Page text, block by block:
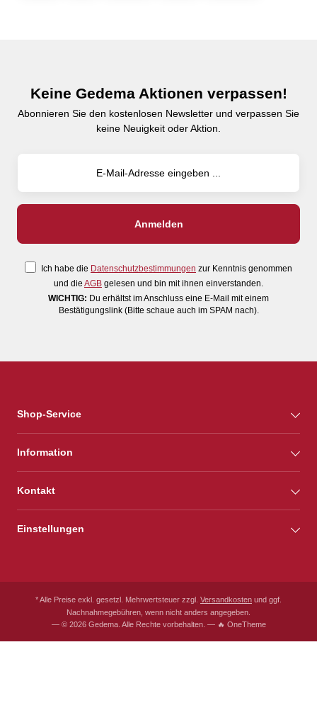
Keine Gedema Aktionen verpassen!
Abonnieren Sie den kostenlosen Newsletter und verpassen Sie
keine Neuigkeit oder Aktion.
Ich habe die Datenschutzbestimmungen zur Kenntnis genommen
und die AGB gelesen und bin mit ihnen einverstanden.
WICHTIG: Du erhältst im Anschluss eine E-Mail mit einem
Bestätigungslink (Bitte schaue auch im SPAM nach).
Shop-Service
Information
Kontakt
Einstellungen
* Alle Preise exkl. gesetzl. Mehrwertsteuer zzgl. Versandkosten und ggf.
Nachnahmegebühren, wenn nicht anders angegeben.
— © 2026 Gedema. Alle Rechte vorbehalten. — 🔥 OneTheme